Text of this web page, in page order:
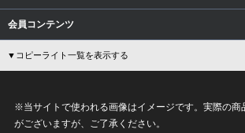
会員コンテンツ
▼コピーライト一覧を表示する
※当サイトで使われる画像はイメージです。実際の商
がございますが、ご了承ください。